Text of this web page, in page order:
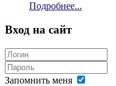
Подробнее...
Вход на сайт
Запомнить меня